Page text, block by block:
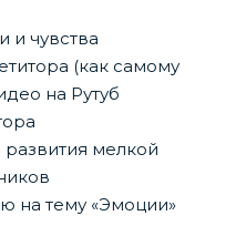
и чувства
(как самому
на Рутуб
мелкой
на тему «Эмоции»